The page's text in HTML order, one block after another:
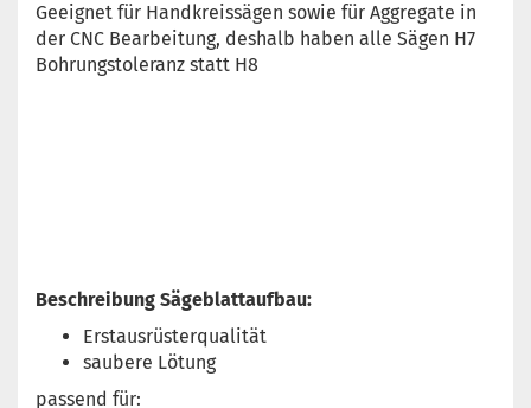
Geeignet für Handkreissägen sowie für Aggregate in
der CNC Bearbeitung, deshalb haben alle Sägen H7
Bohrungstoleranz statt H8
Beschreibung Sägeblattaufbau:
Erstausrüsterqualität
saubere Lötung
passend für: